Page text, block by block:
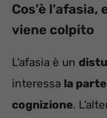
Cos’è
viene colpito
L’afasia è un
interessa la
cognizione.